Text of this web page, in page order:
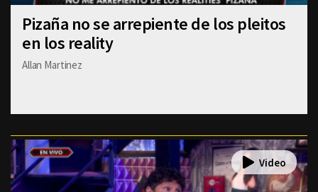
Pizaña no se arrepiente de los pleitos
en los reality
Allan Martinez